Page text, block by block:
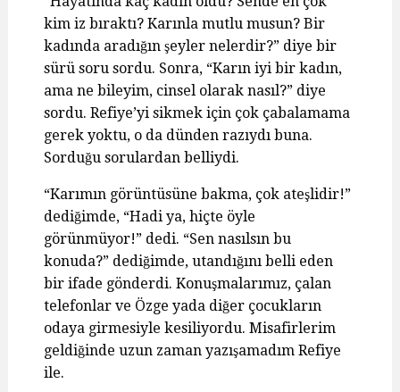
kim iz bıraktı? Karınla mutlu musun? Bir
kadında aradığın şeyler nelerdir?” diye bir
sürü soru sordu. Sonra, “Karın iyi bir kadın,
ama ne bileyim, cinsel olarak nasıl?” diye
sordu. Refiye’yi sikmek için çok çabalamama
gerek yoktu, o da dünden razıydı buna.
Sorduğu sorulardan belliydi.
“Karımın görüntüsüne bakma, çok ateşlidir!”
dediğimde, “Hadi ya, hiçte öyle
görünmüyor!” dedi. “Sen nasılsın bu
konuda?” dediğimde, utandığını belli eden
bir ifade gönderdi. Konuşmalarımız, çalan
telefonlar ve Özge yada diğer çocukların
odaya girmesiyle kesiliyordu. Misafirlerim
geldiğinde uzun zaman yazışamadım Refiye
ile.